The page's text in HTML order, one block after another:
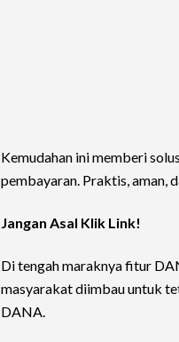
Kemudahan ini memberi
pembayaran. Praktis, aman,
Jangan Asal Klik Link!
Di tengah maraknya fitur
masyarakat diimbau untuk
DANA.